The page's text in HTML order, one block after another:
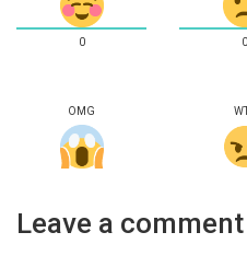
0
OMG
0
Leave a comment